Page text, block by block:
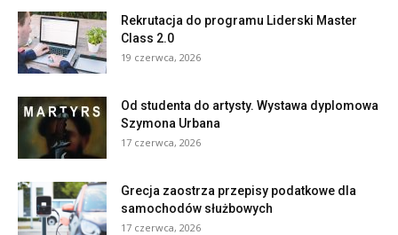
Rekrutacja do programu Liderski Master
Class 2.0
19 czerwca, 2026
Od studenta do artysty. Wystawa dyplomowa
Szymona Urbana
17 czerwca, 2026
Grecja zaostrza przepisy podatkowe dla
samochodów służbowych
17 czerwca, 2026